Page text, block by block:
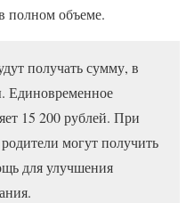
полном объеме.
получать сумму, в
Единовременное
15 200 рублей. При
могут получить
для улучшения